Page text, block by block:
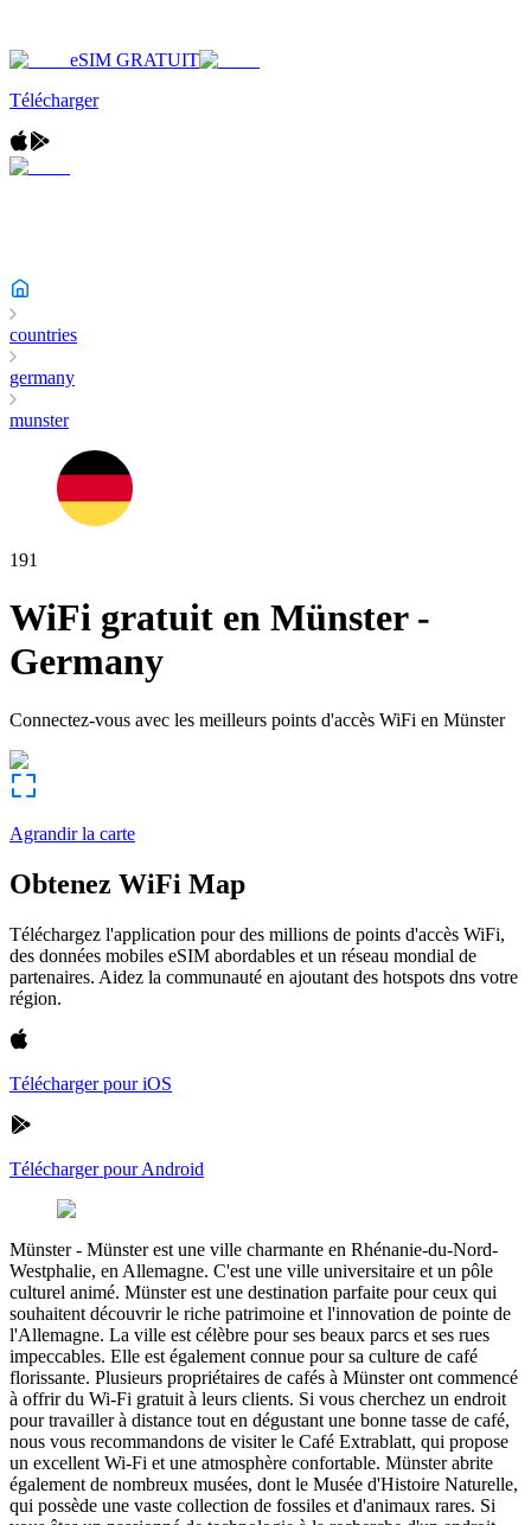
eSIM GRATUIT
Télécharger
countries
germany
munster
191
WiFi gratuit en Münster-
Germany
Connectez-vous avec les meilleurs points d'accès WiFi en Münster
Agrandir la carte
Obtenez WiFi Map
Téléchargez l'application pour des millions de points d'accès WiFi,
des données mobiles eSIM abordables et un réseau mondial de
partenaires. Aidez la communauté en ajoutant des hotspots dns votre
région.
Télécharger pour iOS
Télécharger pour Android
Münster- Münster est une ville charmante en Rhénanie-du-Nord-
Westphalie, en Allemagne. C'est une ville universitaire et un pôle
culturel animé. Münster est une destination parfaite pour ceux qui
souhaitent découvrir le riche patrimoine et l'innovation de pointe de
l'Allemagne. La ville est célèbre pour ses beaux parcs et ses rues
impeccables. Elle est également connue pour sa culture de café
florissante. Plusieurs propriétaires de cafés à Münster ont commencé
à offrir du Wi-Fi gratuit à leurs clients. Si vous cherchez un endroit
pour travailler à distance tout en dégustant une bonne tasse de café,
nous vous recommandons de visiter le Café Extrablatt, qui propose
un excellent Wi-Fi et une atmosphère confortable. Münster abrite
également de nombreux musées, dont le Musée d'Histoire Naturelle,
qui possède une vaste collection de fossiles et d'animaux rares. Si